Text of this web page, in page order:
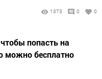
1373 0 0
попасть на
можно бесплатно